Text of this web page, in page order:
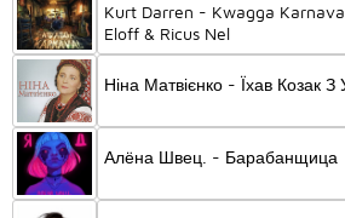
Kurt Darren - Kwagga
Eloff & Ricus Nel
Ніна Матвієнко - Їхав Козак З
Алёна Швец. - Барабанщица